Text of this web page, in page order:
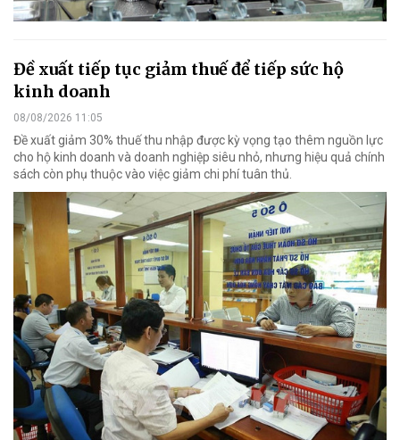
Đề xuất tiếp tục giảm thuế để tiếp sức hộ
kinh doanh
08/08/2026 11:05
Đề xuất giảm 30% thuế thu nhập được kỳ vọng tạo thêm nguồn lực
cho hộ kinh doanh và doanh nghiệp siêu nhỏ, nhưng hiệu quả chính
sách còn phụ thuộc vào việc giảm chi phí tuân thủ.